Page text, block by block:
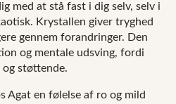
med at stå fast i dig selv, selv i
Krystallen giver tryghed
gennem forandringer. Den
og mentale udsving, fordi
og støttende.
Agat en følelse af ro og mild